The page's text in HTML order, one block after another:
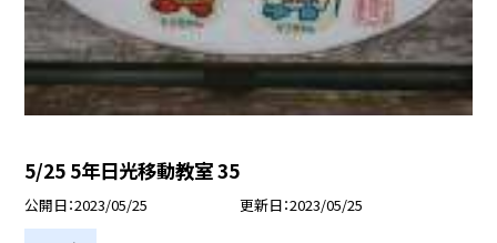
5/25 5年日光移動教室 35
公開日 2023/05/25 更新日 2023/05/25